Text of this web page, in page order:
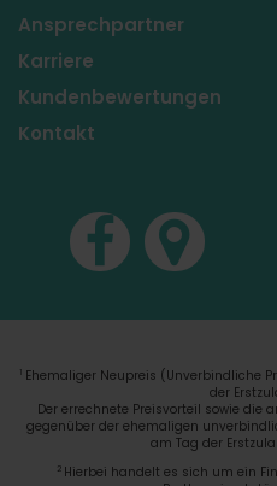
Ansprechpartner
Karriere
Kundenbewertungen
Kontakt
1 Ehemaliger Neupreis (Unverbindliche
der
Der errechnete Preisvorteil sowie die
gegenüber der ehemaligen
am Tag der
2 Hierbei handelt es sich um ein